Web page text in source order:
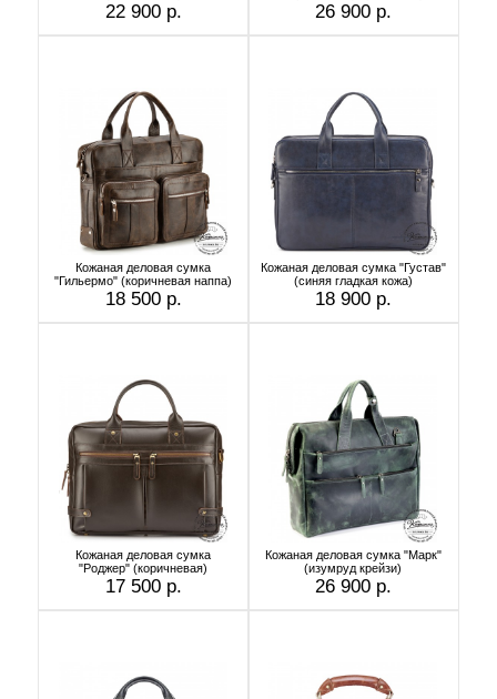
22 900 р. 26 900 р.
Кожаная деловая сумка
"Гильермо" (коричневая наппа)
18 500 р.
Кожаная деловая сумка "Густав"
(синяя гладкая кожа)
18 900 р.
Кожаная деловая сумка
"Роджер" (коричневая)
17 500 р.
Кожаная деловая сумка "Марк"
(изумруд крейзи)
26 900 р.